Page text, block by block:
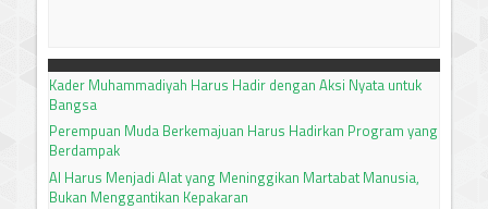
Kader Muhammadiyah Harus Hadir dengan Aksi Nyata untuk
Bangsa
Perempuan Muda Berkemajuan Harus Hadirkan Program yang
Berdampak
AI Harus Menjadi Alat yang Meninggikan Martabat Manusia,
Bukan Menggantikan Kepakaran